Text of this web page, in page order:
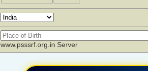
www.psssrf.org.in Server